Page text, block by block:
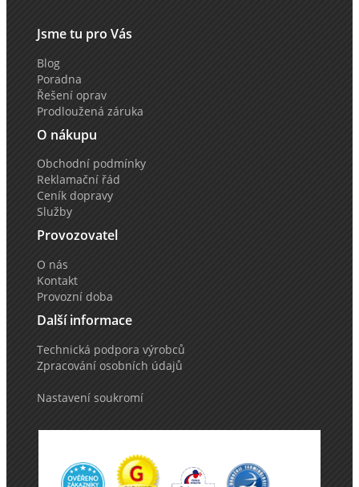
Jsme tu pro Vás
Blog
Poradna
Řešení oprav
Prodloužená záruka
O nákupu
Obchodní podmínky
Reklamační řád
Ceník dopravy
Služby
Provozovatel
O nás
Kontakt
Provozní doba
Další informace
Technická podpora výrobců
Zpracování osobních údajů
Nastavení soukromí